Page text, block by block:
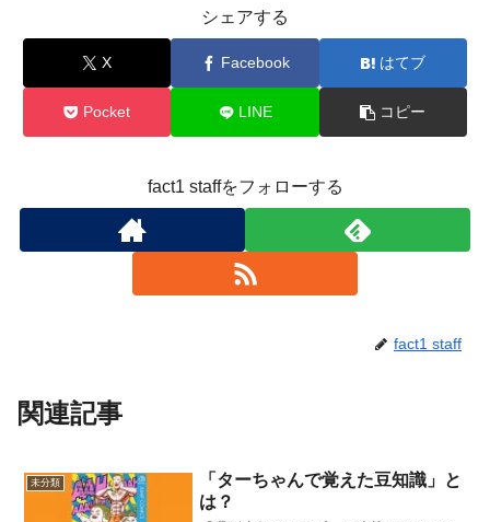
シェアする
X Facebook はてブ
Pocket LINE コピー
fact1 staffをフォローする
fact1 staff
関連記事
未分類
「ターちゃんで覚えた豆知識」と
は？